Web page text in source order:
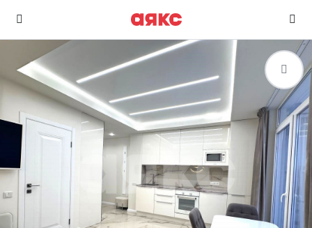
г. Сочи
Избранное Сравнение
0 объявлений
Недвижимость Услуги